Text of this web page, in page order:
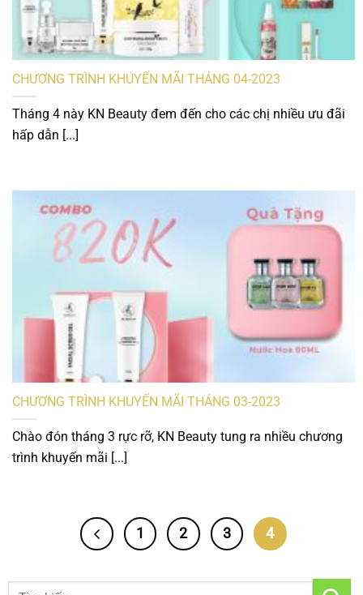
CHƯƠNG TRÌNH KHUYẾN MÃI THÁNG 04-2023
Tháng 4 này KN Beauty đem đến cho các chị nhiều ưu đãi
hấp dẫn [...]
CHƯƠNG TRÌNH KHUYẾN MÃI THÁNG 03-2023
Chào đón tháng 3 rực rỡ, KN Beauty tung ra nhiều chương
trình khuyến mãi [...]
1 2 3 4